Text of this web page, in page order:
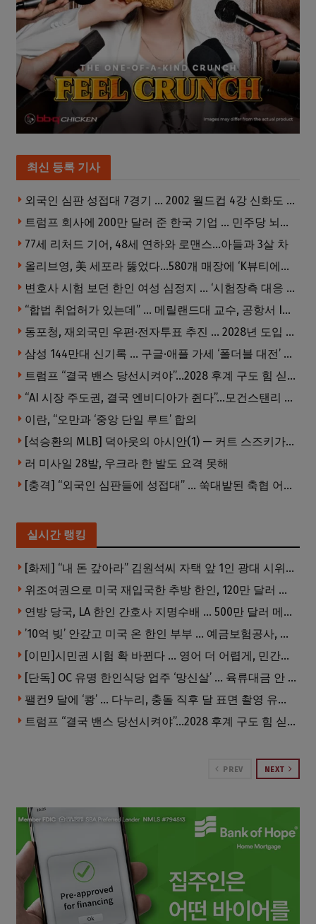
최신 등록 기사
외국인 심판 성접대 7경기 … 2002 월드컵 4강 신화도 흔들
트럼프 회사에 200만 달러 준 한국 기업 … 민주당 뇌물의혹 조사
77세 리처드 기어, 48세 연하와 로맨스…아들과 3살 차
올리브영, 美 세포라 뚫었다…580개 매장에 ‘K뷰티에딧’ 론칭
변호사 시험 보던 한인 여성 심정지 … ‘시험장측 대응 부적절’ 소송
“합법 취업허가 있는데” … 메릴랜드대 교수, 공항서 ICE에 체포, 구금 중
동포청, 재외국민 우편·전자투표 추진 … 2028년 도입 목표
삼성 144만대 신기록 … 구글·애플 가세 ‘폴더블 대전’ 열린다
트럼프 “결국 밴스 당선시켜야”…2028 후계 구도 힘 싣나
“AI 시장 주도권, 결국 엔비디아가 쥔다”…모건스탠리 장담
이란, “오만과 ‘중앙 단일 루트’ 합의
[석승환의 MLB] 덕아웃의 아시안(1) — 커트 스즈키가 우리에게 묻는 것
러 미사일 28발, 우크라 한 발도 요격 못해
[충격] “외국인 심판들에 성접대” … 쑥대밭된 축협 어디까지 추락하나
실시간 랭킹
[화제] “내 돈 갚아라” 김원석씨 자택 앞 1인 광대 시위 … 한인 투자사, “108만 달러 못받아”
위조여권으로 미국 재입국한 추방 한인, 120만 달러 은행 사기 행각
연방 당국, LA 한인 간호사 지명수배 … 500만 달러 메디캐어 사기, 선고 직전 한국 도주
’10억 빚’ 안갚고 미국 온 한인 부부 … 예금보험공사, 미국서 소송
[이민]시민권 시험 확 바뀐다 … 영어 더 어렵게, 민간시험 도입 추진
[단독] OC 유명 한인식당 업주 ‘망신살’ … 육류대금 안 갚자 식당서 공개추심
팰컨9 달에 ‘쾅’ … 다누리, 충돌 직후 달 표면 촬영 유일 탐사선
트럼프 “결국 밴스 당선시켜야”…2028 후계 구도 힘 싣나
PREV NEXT